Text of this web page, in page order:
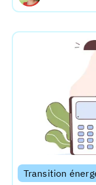
Transition